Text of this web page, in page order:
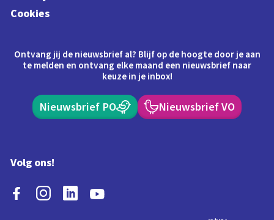
Cookies
Ontvang jij de nieuwsbrief al? Blijf op de hoogte door je aan
te melden en ontvang elke maand een nieuwsbrief naar
keuze in je inbox!
Nieuwsbrief PO Nieuwsbrief VO
Volg ons!